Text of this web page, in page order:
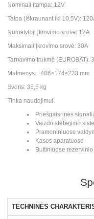
Nominali įtampa: 12V
Talpa (Iškraunant iki 10,5V):
Numatytoji įkrovimo srovė: 12A
Maksimali įkrovimo srovė: 30A
Tarnavimo trukmė (EUROBAT):
Matmenys: 406×174×233 mm
Svoris: 35,5 kg
Tinka naudojimui:
Priešgaisrinės
Vaizdo stebėjimo
Pramoniniuose
Kasos aparatuose
Buitiniuose
TECHNINĖS